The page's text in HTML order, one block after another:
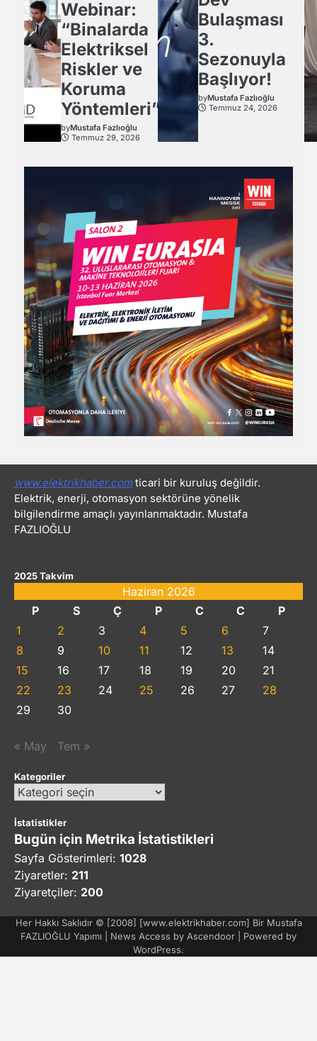
Webinar:
“Binalarda
Elektriksel
Riskler ve
Koruma
Yöntemleri”
byMustafa Fazlıoğlu
Temmuz 29, 2026
Bulaşması
3.
Sezonuyla
Başlıyor!
byMustafa Fazlıoğlu
Temmuz 24, 2026
www.elektrikhaber.comticari bir kuruluş değildir.
Elektrik, enerji, otomasyon sektörüne yönelik
bilgilendirme amaçlı yayınlanmaktadır. Mustafa
FAZLIOĞLU
2025 Takvim
Haziran 2026
P
S Ç P C C
P
1
2 3 4 5 6
7
8
9 10 11 12 13
14
15
16 17 18 19 20
21
22
23 24 25 26 27
28
29
30
« May Tem »
Kategoriler
Kategoriler
İstatistikler
Bugün için Metrika İstatistikleri
Sayfa Gösterimleri: 1028
Ziyaretler: 211
Ziyaretçiler: 200
Her Hakkı Saklıdır © [2008] [www.elektrikhaber.com] Bir Mustafa
FAZLIOĞLU Yapımı | News Access by Ascendoor | Powered by
WordPress.